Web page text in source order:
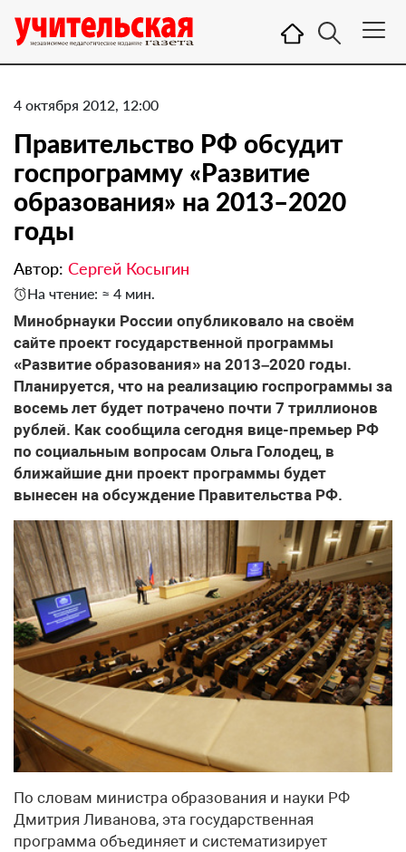
4 октября 2012, 12:00
Правительство РФ обсудит
госпрограмму «Развитие
образования» на 2013–2020
годы
Автор: Сергей Косыгин
На чтение: ≈ 4 мин.
Минобрнауки России опубликовало на своём
сайте проект государственной программы
«Развитие образования» на 2013–2020 годы.
Планируется, что на реализацию госпрограммы за
восемь лет будет потрачено почти 7 триллионов
рублей. Как сообщила сегодня вице-премьер РФ
по социальным вопросам Ольга Голодец, в
ближайшие дни проект программы будет
вынесен на обсуждение Правительства РФ.
По словам министра образования и науки РФ
Дмитрия Ливанова, эта государственная
программа объединяет и систематизирует